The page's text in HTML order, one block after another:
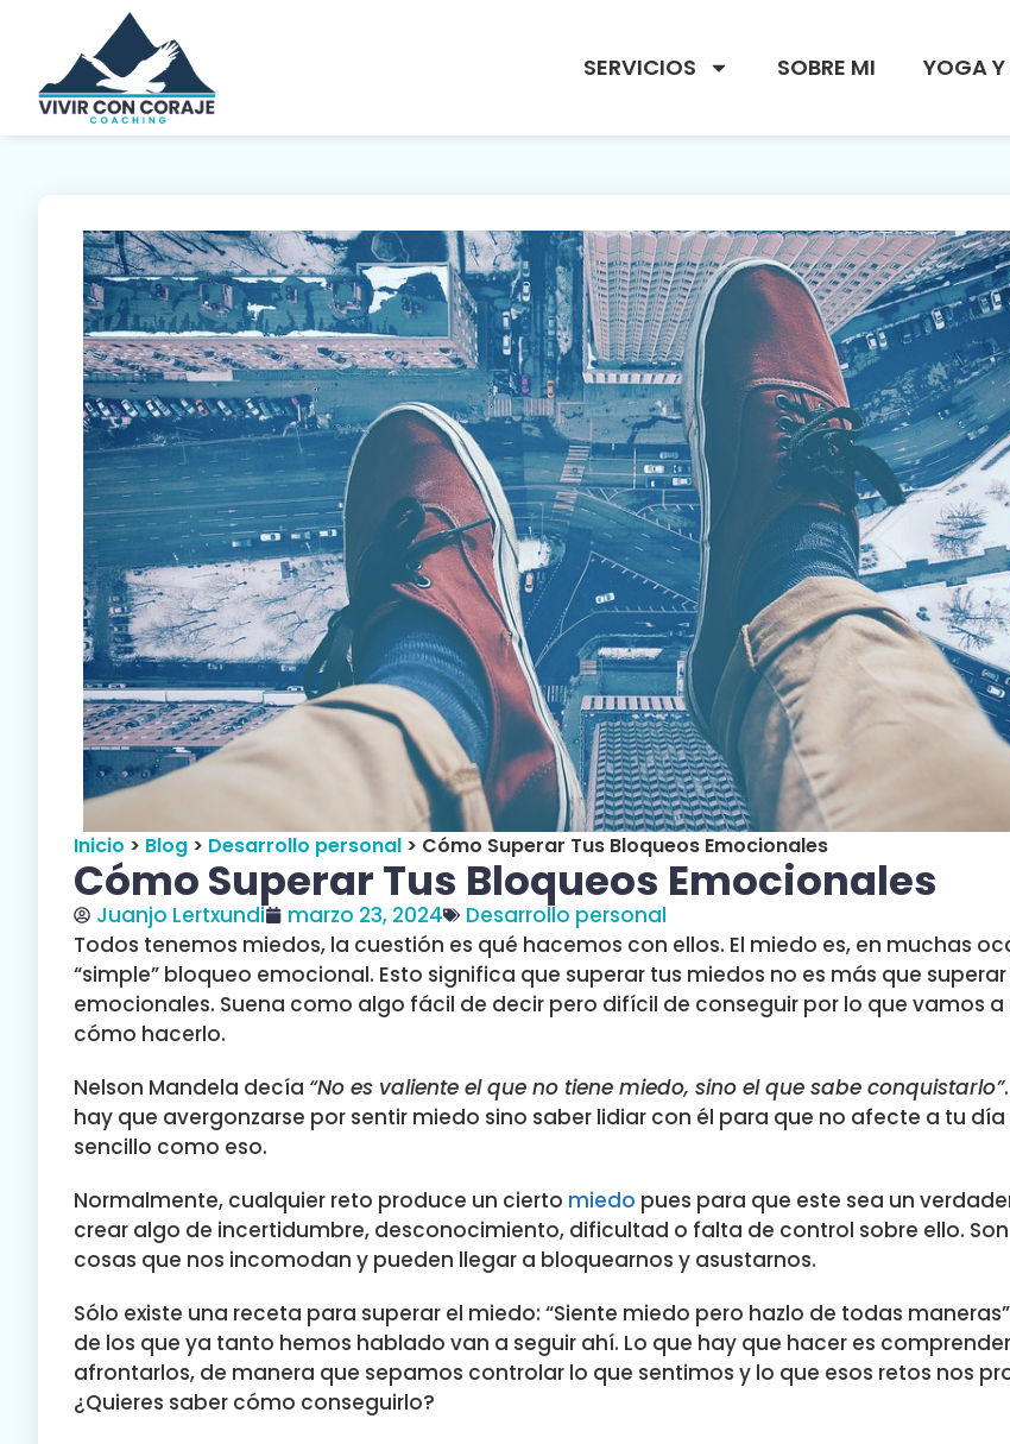
SERVICIOS SOBRE MI YOGA
Inicio > Blog > Desarrollo personal > Cómo Superar Tus Bloqueos Emocionales
Cómo Superar Tus Bloqueos Emocionales
Juanjo Lertxundi marzo 23, 2024
Desarrollo personal
Todos tenemos miedos, la cuestión es qué hacemos con ellos. El miedo es, en muchas
“simple” bloqueo emocional. Esto significa que superar tus miedos no es más que
emocionales. Suena como algo fácil de decir pero difícil de conseguir por lo que vamos
cómo hacerlo.
Nelson Mandela decía “No es valiente el que no tiene miedo, sino el que sabe conquistarlo”
hay que avergonzarse por sentir miedo sino saber lidiar con él para que no afecte a tu
sencillo como eso.
Normalmente, cualquier reto produce un cierto miedo pues para que este sea un
crear algo de incertidumbre, desconocimiento, dificultad o falta de control sobre ello.
cosas que nos incomodan y pueden llegar a bloquearnos y asustarnos.
Sólo existe una receta para superar el miedo: “Siente miedo pero hazlo de todas
de los que ya tanto hemos hablado van a seguir ahí. Lo que hay que hacer es
afrontarlos, de manera que sepamos controlar lo que sentimos y lo que esos retos nos
¿Quieres saber cómo conseguirlo?